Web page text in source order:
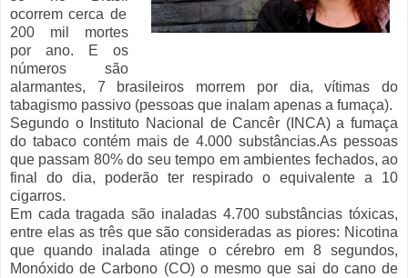
ocorrem cerca de
200 mil mortes
por ano. E os
números são
alarmantes, 7 brasileiros morrem por dia, vítimas do
tabagismo passivo (pessoas que inalam apenas a fumaça).
Segundo o Instituto Nacional de Cancêr (INCA) a fumaça
do tabaco contém mais de 4.000 substâncias.As pessoas
que passam 80% do seu tempo em ambientes fechados, ao
final do dia, poderão ter respirado o equivalente a 10
cigarros.
Em cada tragada são inaladas 4.700 substâncias tóxicas,
entre elas as três que são consideradas as piores: Nicotina
que quando inalada atinge o cérebro em 8 segundos,
Monóxido de Carbono (CO) o mesmo que sai do cano de